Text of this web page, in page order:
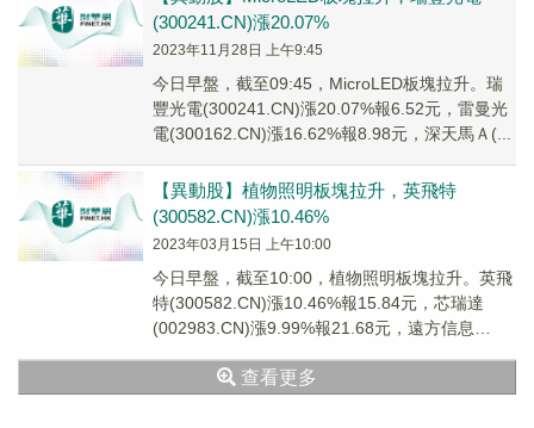
(300241.CN)漲20.07%
2023年11月28日 上午9:45
今日早盤，截至09:45，MicroLED板塊拉升。瑞
豐光電(300241.CN)漲20.07%報6.52元，雷曼光
電(300162.CN)漲16.62%報8.98元，深天馬Ａ(...
【異動股】植物照明板塊拉升，英飛特
(300582.CN)漲10.46%
2023年03月15日 上午10:00
今日早盤，截至10:00，植物照明板塊拉升。英飛
特(300582.CN)漲10.46%報15.84元，芯瑞達
(002983.CN)漲9.99%報21.68元，遠方信息
查看更多